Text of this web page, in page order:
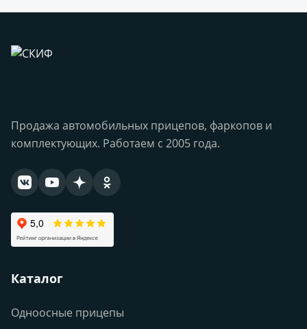
Продажа автомобильных прицепов, фаркопов и
комплектующих. Работаем с 2005 года.
Каталог
Одноосные прицепы